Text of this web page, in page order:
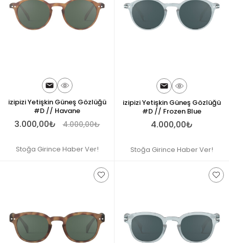
izipizi Yetişkin Güneş Gözlüğü
#D // Havane
3.000,00₺ 4.000,00₺
Stoğa Girince Haber Ver!
izipizi Yetişkin Güneş Gözlüğü
#D // Frozen Blue
4.000,00₺
Stoğa Girince Haber Ver!